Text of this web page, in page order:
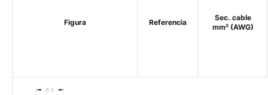
Figura Referencia
Sec. cable
mm² (AWG)